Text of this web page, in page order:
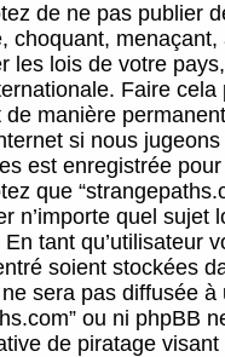
de ne pas publier
choquant,
les lois de votre
Faire
de manière
si nous
est enregistrée
que
n’importe quel sujet
tant qu’utilisateur
soient stockées
sera pas diffusée
ou ni phpBB
de piratage